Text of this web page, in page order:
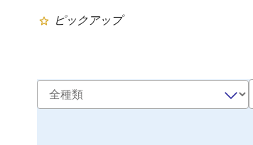
ピックアップ